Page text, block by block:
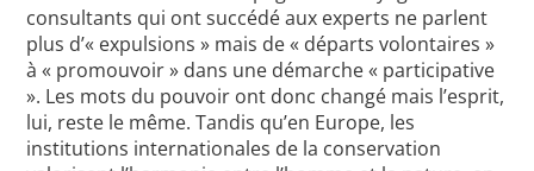
consultants qui ont succédé aux experts ne parlent
plus d’« expulsions » mais de « départs volontaires »
à « promouvoir » dans une démarche « participative
». Les mots du pouvoir ont donc changé mais l’esprit,
lui, reste le même. Tandis qu’en Europe, les
institutions internationales de la conservation